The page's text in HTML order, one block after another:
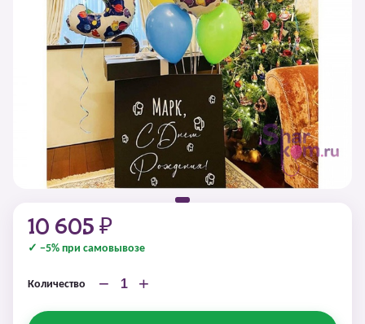
10 605 ₽
✓ −5% при самовывозе
Количество − +